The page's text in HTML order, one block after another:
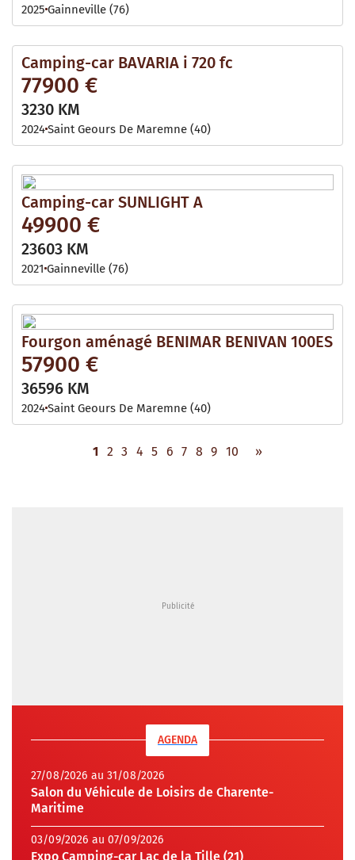
2025 Gainneville (76)
Camping-car BAVARIA i 720 fc
77900 €
3230 KM
2024Saint Geours De Maremne (40)
Camping-car SUNLIGHT A
49900 €
23603 KM
2021 Gainneville (76)
Fourgon aménagé BENIMAR BENIVAN 100ES
57900 €
36596 KM
2024Saint Geours De Maremne (40)
1 2 3 4 5 6 7 8 9 10 »
AGENDA
27/08/2026 au 31/08/2026
Salon du Véhicule de Loisirs de Charente-
Maritime
03/09/2026 au 07/09/2026
Expo Camping-car Lac de la Tille (21)